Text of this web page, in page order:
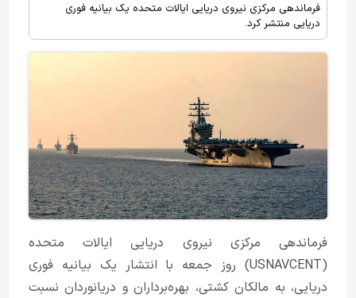
فرماندهی مرکزی نیروی دریایی ایالات متحده یک بیانیه فوری
دریایی منتشر کرد.
فرماندهی مرکزی نیروی دریایی ایالات متحده
(USNAVCENT) روز جمعه با انتشار یک بیانیه فوری
دریایی، به مالکان کشتی، بهره‌برداران و دریانوردان نسبت